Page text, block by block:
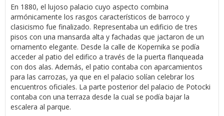
En 1880, el lujoso palacio cuyo aspecto combina
armónicamente los rasgos característicos de barroco y
clasicismo fue finalizado. Representaba un edificio de tres
pisos con una mansarda alta y fachadas que jactaron de un
ornamento elegante. Desde la calle de Kopernika se podía
acceder al patio del edifico a través de la puerta flanqueada
con dos alas. Además, el patio contaba con aparcamientos
para las carrozas, ya que en el palacio solían celebrar los
encuentros oficiales. La parte posterior del palacio de Potocki
contaba con una terraza desde la cual se podía bajar la
escalera al parque.